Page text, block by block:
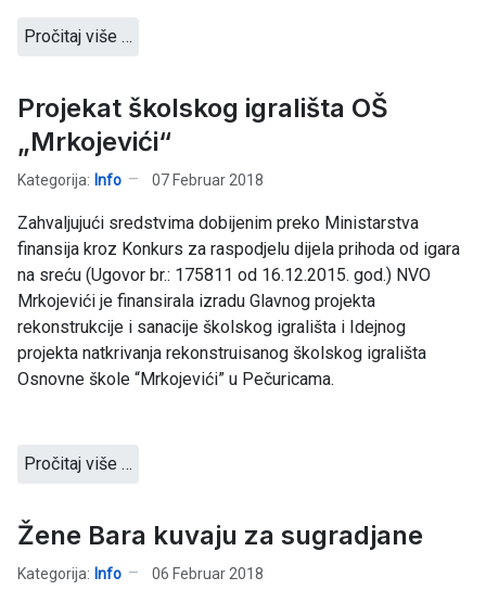
Pročitaj više …
Projekat školskog igrališta OŠ
„Mrkojevići“
Kategorija: Info 07 Februar 2018
Zahvaljujući sredstvima dobijenim preko Ministarstva
finansija kroz Konkurs za raspodjelu dijela prihoda od igara
na sreću (Ugovor br.: 175811 od 16.12.2015. god.) NVO
Mrkojevići je finansirala izradu Glavnog projekta
rekonstrukcije i sanacije školskog igrališta i Idejnog
projekta natkrivanja rekonstruisanog školskog igrališta
Osnovne škole “Mrkojevići” u Pečuricama.
Pročitaj više …
Žene Bara kuvaju za sugradjane
Kategorija: Info 06 Februar 2018